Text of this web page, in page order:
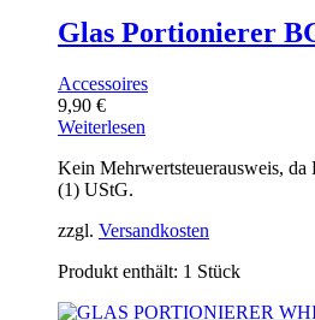
Glas Portionierer
Accessoires
9,90 €
Weiterlesen
Kein Mehrwertsteuerausweis,
(1) UStG.
zzgl. Versandkosten
Produkt enthält: 1 Stück